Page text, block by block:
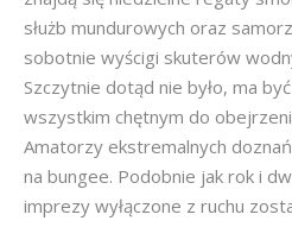
służb mundurowych oraz
sobotnie wyścigi skuterów
Szczytnie dotąd nie było, ma
wszystkim chętnym do
Amatorzy ekstremalnych
na bungee. Podobnie jak rok i
imprezy wyłączone z ruchu